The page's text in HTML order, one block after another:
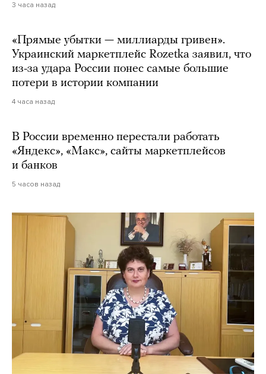
3 часа назад
«Прямые убытки — миллиарды гривен».
Украинский маркетплейс Rozetka заявил, что
из-за удара России понес самые большие
потери в истории компании
4 часа назад
В России временно перестали работать
«Яндекс», «Макс», сайты маркетплейсов
и банков
5 часов назад